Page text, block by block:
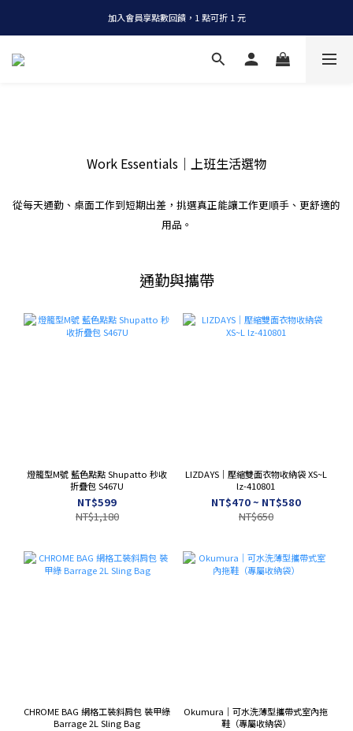
全店消費滿 NT$1200，即享免運
加入會員享點數回饋，1 點可折 1 元
全店消費滿 NT$1200，即享免運
Work Essentials｜上班生活選物
從每天通勤、桌面工作到短期出差，挑選真正能讓工作更順手、更舒適的
用品。
通勤與攜帶
燈籠型M號 藍色點點 Shupatto 秒收
折疊包 S467U
NT$599
NT$1,180
LIZDAYS｜壓縮雙面衣物收納袋 XS~L
lz-410801
NT$470 ~ NT$580
NT$650
CHROME BAG 網格工裝斜肩包 裝甲綠
Barrage 2L Sling Bag
Okumura｜可水洗薄型攜帶式室內拖
鞋（專屬收納袋）